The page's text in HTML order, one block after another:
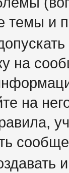
темы
на
на